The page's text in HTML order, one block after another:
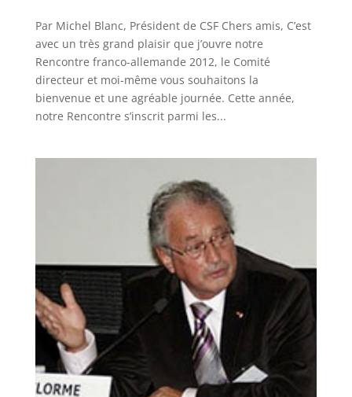
Par Michel Blanc, Président de CSF Chers amis, C’est
avec un très grand plaisir que j’ouvre notre
Rencontre franco-allemande 2012, le Comité
directeur et moi-même vous souhaitons la
bienvenue et une agréable journée. Cette année,
notre Rencontre s’inscrit parmi les...